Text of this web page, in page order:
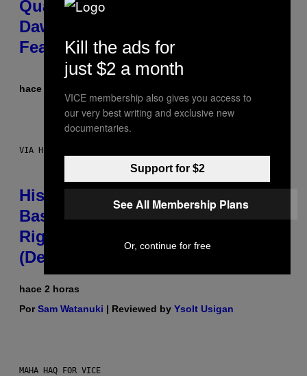
Quake Returns With Surprise
Dawn of the Machine Update
Featuring 19 New Maps
hace 1 hora
VIA HISENSE
Hisense’s New U6SF Pro TV Is
Basically a Home Theater, Gaming
Rig, And Soundbar In One Box
(Deal Alert!)
hace 2 horas
PorSam Watanuki | Reviewed by Ysolt Usigan
MAHA HAQ FOR VICE
Kill the ads for
just $2 a month
VICE membership also gives you access to
our very best writing and exclusive new
documentaries.
Support for $2
See All Membership Plans
Or, continue for free